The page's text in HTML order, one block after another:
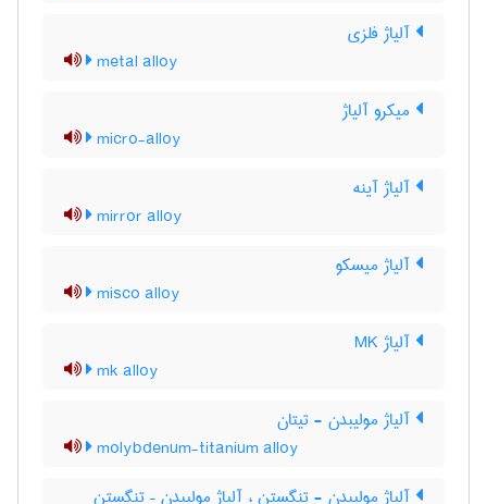
آلیاژ فلزی
metal alloy
میکرو آلیاژ
micro-alloy
آلیاژ آینه
mirror alloy
آلیاژ میسکو
misco alloy
آلیاژ MK
mk alloy
آلیاژ مولیبدن - تیتان
molybdenum-titanium alloy
آلیاژ مولیبدن - تنگستن ، آلیاژ مولیبدن – تنگستن